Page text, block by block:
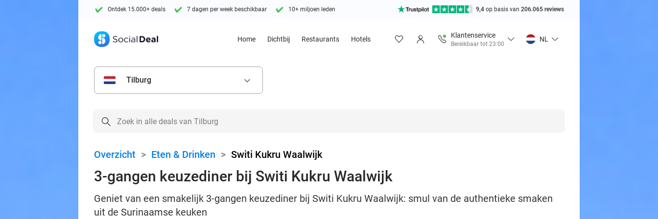
Ontdek 15.000+ deals 7 dagen per week beschikbaar 10+ miljoen leden 9,4 op basis van 206.065 reviews
Home Dichtbij Restaurants Hotels
Klantenservice
Bereikbaar tot 23:00
NL
Tilburg keyboard_arrow_down
Overzicht > Eten & Drinken > Switi Kukru Waalwijk
3-gangen keuzediner bij Switi Kukru Waalwijk
Geniet van een smakelijk 3-gangen keuzediner bij Switi Kukru Waalwijk: smul van de authentieke smaken
uit de Surinaamse keuken